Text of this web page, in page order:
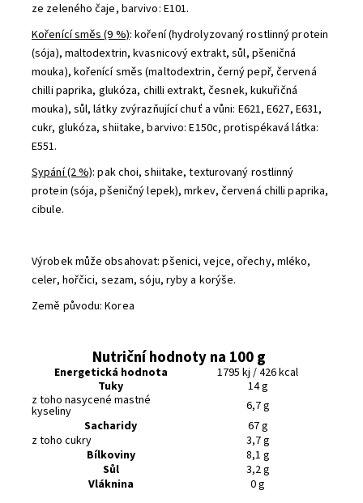
ze zeleného čaje, barvivo: E101.
Kořenící směs (9 %): koření (hydrolyzovaný rostlinný protein
(sója), maltodextrin, kvasnicový extrakt, sůl, pšeničná
mouka), kořenící směs (maltodextrin, černý pepř, červená
chilli paprika, glukóza, chilli extrakt, česnek, kukuřičná
mouka), sůl, látky zvýrazňující chuť a vůni: E621, E627, E631,
cukr, glukóza, shiitake, barvivo: E150c, protispékavá látka:
E551.
Sypání (2 %): pak choi, shiitake, texturovaný rostlinný
protein (sója, pšeničný lepek), mrkev, červená chilli paprika,
cibule.
Výrobek může obsahovat: pšenici, vejce, ořechy, mléko,
celer, hořčici, sezam, sóju, ryby a korýše.
Země původu: Korea
Nutriční hodnoty na 100 g
Energetická hodnota
1795 kj / 426 kcal
Tuky
14 g
z toho nasycené mastné
kyseliny
6,7 g
Sacharidy
67 g
z toho cukry
3,7 g
Bílkoviny
8,1 g
Sůl
3,2 g
Vláknina
0 g